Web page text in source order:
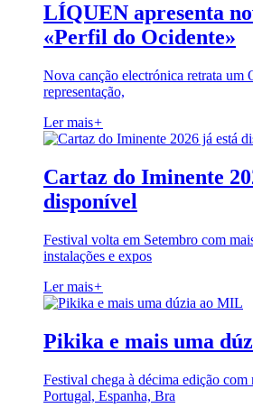
LÍQUEN apresenta
«Perfil do Ocidente»
Nova canção electrónica retrata um
representação,
Ler mais+
Cartaz do Iminente
disponível
Festival volta em Setembro com
instalações e expos
Ler mais+
Pikika e mais uma
Festival chega à décima edição com
Portugal, Espanha, Bra